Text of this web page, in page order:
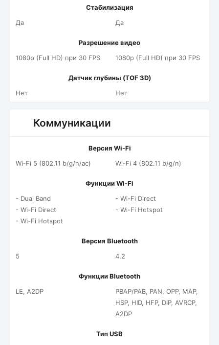
Стабилизация
Да
Да
Разрешение видео
1080p (Full HD) при 30 FPS
1080p (Full HD) при 30 FPS
Датчик глубины (TOF 3D)
Нет
Нет
Коммуникации
Версия Wi-Fi
Wi-Fi 5 (802.11 b/g/n/ac)
Wi-Fi 4 (802.11 b/g/n)
Функции Wi-Fi
- Dual Band
- Wi-Fi Direct
- Wi-Fi Hotspot
- Wi-Fi Direct
- Wi-Fi Hotspot
Версия Bluetooth
5
4.2
Функции Bluetooth
LE, A2DP
PBAP/PAB, PAN, OPP, MAP,
HSP, HID, HFP, DIP, AVRCP,
A2DP
Тип USB